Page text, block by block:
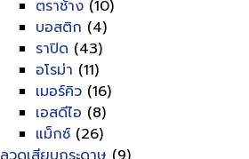
ตราช้าง (10)
บอสติก (4)
ราปิด (43)
อโรม่า (11)
เมอร์คิว (16)
เอสดีไอ (8)
แม็กซ์ (26)